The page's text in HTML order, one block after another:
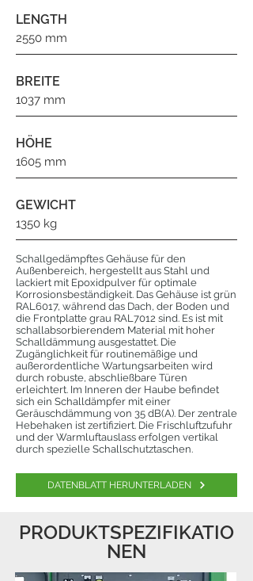
LENGTH
2550 mm
BREITE
1037 mm
HÖHE
1605 mm
GEWICHT
1350 kg
Schallgedämpftes Gehäuse für den
Außenbereich, hergestellt aus Stahl und
lackiert mit Epoxidpulver für optimale
Korrosionsbeständigkeit. Das Gehäuse ist grün
RAL6017, während das Dach, der Boden und
die Frontplatte grau RAL7012 sind. Es ist mit
schallabsorbierendem Material mit hoher
Schalldämmung ausgestattet. Die
Zugänglichkeit für routinemäßige und
außerordentliche Wartungsarbeiten wird
durch robuste, abschließbare Türen
erleichtert. Im Inneren der Haube befindet
sich ein Schalldämpfer mit einer
Geräuschdämmung von 35 dB(A). Der zentrale
Hebehaken ist zertifiziert. Die Frischluftzufuhr
und der Warmluftauslass erfolgen vertikal
durch spezielle Schallschutztaschen.
DATENBLATT HERUNTERLADEN
PRODUKTSPEZIFIKATIO
NEN